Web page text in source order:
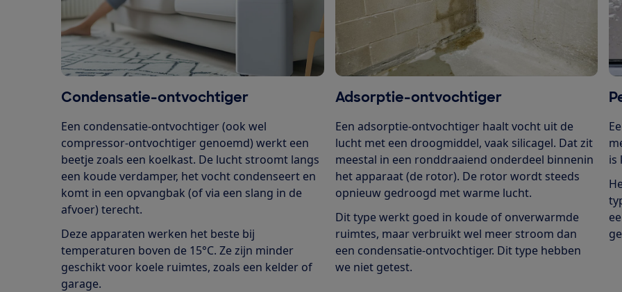
Condensatie-ontvochtiger
Een condensatie-ontvochtiger (ook wel
compressor-ontvochtiger genoemd) werkt een
beetje zoals een koelkast. De lucht stroomt langs
een koude verdamper, het vocht condenseert en
komt in een opvangbak (of via een slang in de
afvoer) terecht.
Deze apparaten werken het beste bij
temperaturen boven de 15°C. Ze zijn minder
geschikt voor koele ruimtes, zoals een kelder of
garage.
Adsorptie-ontvochtiger
Een adsorptie-ontvochtiger haalt vocht uit de
lucht met een droogmiddel, vaak silicagel. Dat zit
meestal in een ronddraaiend onderdeel binnenin
het apparaat (de rotor). De rotor wordt steeds
opnieuw gedroogd met warme lucht.
Dit type werkt goed in koude of onverwarmde
ruimtes, maar verbruikt wel meer stroom dan
een condensatie-ontvochtiger. Dit type hebben
we niet getest.
is